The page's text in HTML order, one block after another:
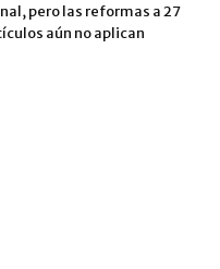
pero las reformas a 27
aún no aplican